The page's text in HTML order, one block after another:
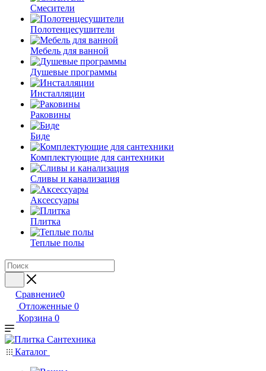
Смесители
Полотенцесушители
Мебель для ванной
Душевые программы
Инсталляции
Раковины
Биде
Комплектующие для сантехники
Сливы и канализация
Аксессуары
Плитка
Теплые полы
Сравнение0
Отложенные 0
Корзина 0
Каталог